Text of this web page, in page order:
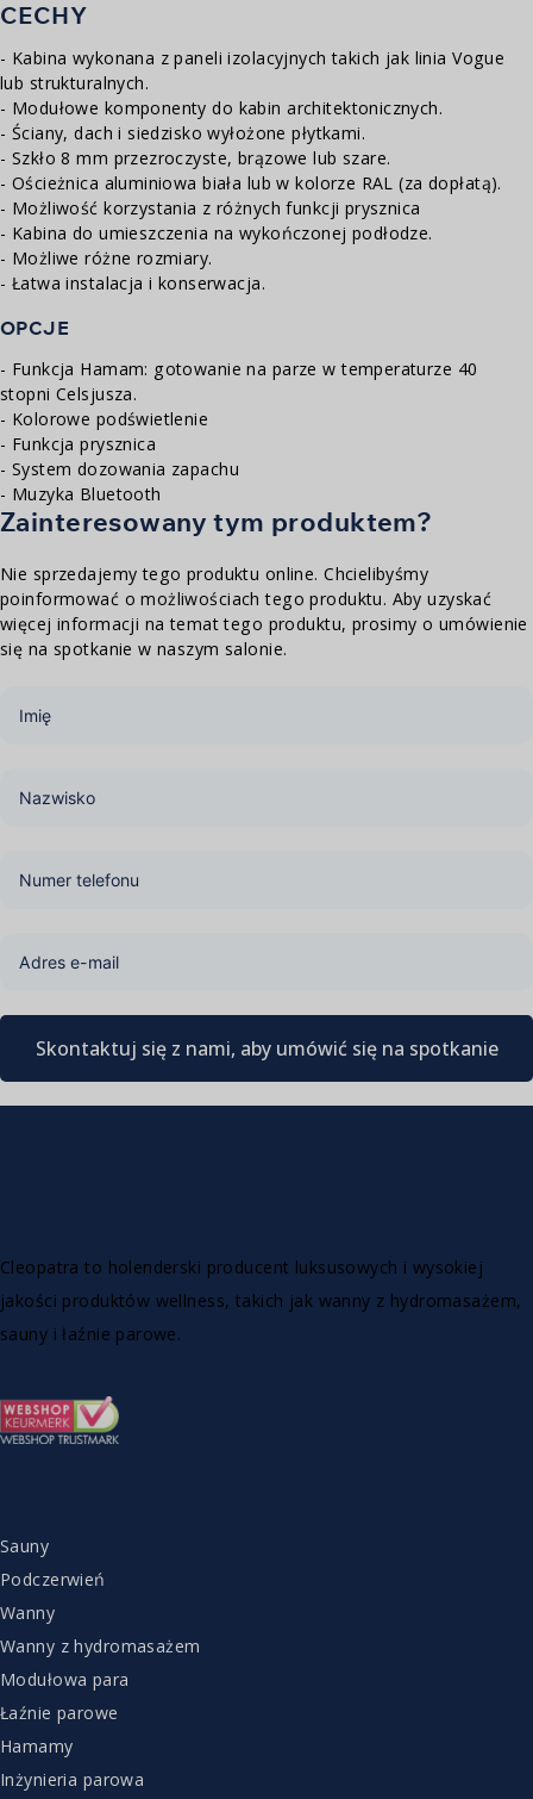
CECHY
- Kabina wykonana z paneli izolacyjnych takich jak linia Vogue
lub strukturalnych.
- Modułowe komponenty do kabin architektonicznych.
- Ściany, dach i siedzisko wyłożone płytkami.
- Szkło 8 mm przezroczyste, brązowe lub szare.
- Ościeżnica aluminiowa biała lub w kolorze RAL (za dopłatą).
- Możliwość korzystania z różnych funkcji prysznica
- Kabina do umieszczenia na wykończonej podłodze.
- Możliwe różne rozmiary.
- Łatwa instalacja i konserwacja.
OPCJE
- Funkcja Hamam: gotowanie na parze w temperaturze 40
stopni Celsjusza.
- Kolorowe podświetlenie
- Funkcja prysznica
- System dozowania zapachu
- Muzyka Bluetooth
Zainteresowany tym produktem?
Nie sprzedajemy tego produktu online. Chcielibyśmy
poinformować o możliwościach tego produktu. Aby uzyskać
więcej informacji na temat tego produktu, prosimy o umówienie
się na spotkanie w naszym salonie.
Skontaktuj się z nami, aby umówić się na spotkanie
Cleopatra to holenderski producent luksusowych i wysokiej
jakości produktów wellness, takich jak wanny z hydromasażem,
sauny i łaźnie parowe.
Sauny
Podczerwień
Wanny
Wanny z hydromasażem
Modułowa para
Łaźnie parowe
Hamamy
Inżynieria parowa